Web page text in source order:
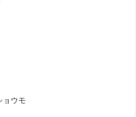
ョウモ